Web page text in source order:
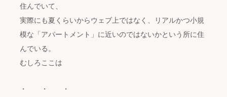
住んでいて、
実際にも夏くらいからウェブ上ではなく、リアルかつ小規
模な「アパートメント」に近いのではないかという所に住
んでいる。
むしろここは
・ ・ ・